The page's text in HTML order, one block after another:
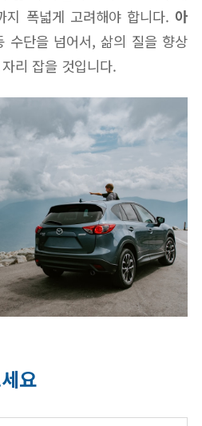
지 폭넓게 고려해야 합니다. 아
수단을 넘어서, 삶의 질을 향상
리 잡을 것입니다.
요